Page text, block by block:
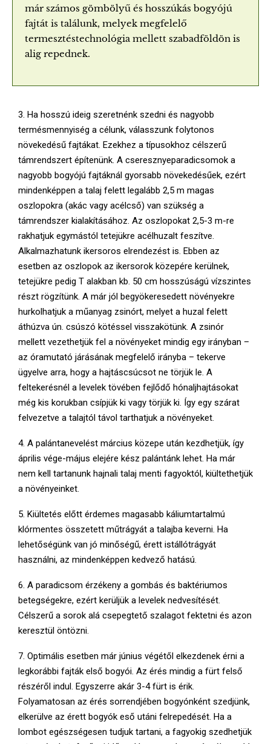
már számos gömbölyű és hosszúkás bogyójú
fajtát is találunk, melyek megfelelő
termesztéstechnológia mellett szabadföldön is
alig repednek.
3. Ha hosszú ideig szeretnénk szedni és nagyobb
termésmennyiség a célunk, válasszunk folytonos
növekedésű fajtákat. Ezekhez a típusokhoz célszerű
támrendszert építenünk. A cseresznyeparadicsomok a
nagyobb bogyójú fajtáknál gyorsabb növekedésűek, ezért
mindenképpen a talaj felett legalább 2,5 m magas
oszlopokra (akác vagy acélcső) van szükség a
támrendszer kialakításához. Az oszlopokat 2,5-3 m-re
rakhatjuk egymástól tetejükre acélhuzalt feszítve.
Alkalmazhatunk ikersoros elrendezést is. Ebben az
esetben az oszlopok az ikersorok közepére kerülnek,
tetejükre pedig T alakban kb. 50 cm hosszúságú vízszintes
részt rögzítünk. A már jól begyökeresedett növényekre
hurkolhatjuk a műanyag zsinórt, melyet a huzal felett
áthúzva ún. csúszó kötéssel visszakötünk. A zsinór
mellett vezethetjük fel a növényeket mindig egy irányban –
az óramutató járásának megfelelő irányba – tekerve
ügyelve arra, hogy a hajtáscsúcsot ne törjük le. A
feltekerésnél a levelek tövében fejlődő hónaljhajtásokat
még kis korukban csípjük ki vagy törjük ki. Így egy szárat
felvezetve a talajtól távol tarthatjuk a növényeket.
4. A palántanevelést március közepe után kezdhetjük, így
április vége-május elejére kész palántánk lehet. Ha már
nem kell tartanunk hajnali talaj menti fagyoktól, kiültethetjük
a növényeinket.
5. Kiültetés előtt érdemes magasabb káliumtartalmú
klórmentes összetett műtrágyát a talajba keverni. Ha
lehetőségünk van jó minőségű, érett istállótrágyát
használni, az mindenképpen kedvező hatású.
6. A paradicsom érzékeny a gombás és baktériumos
betegségekre, ezért kerüljük a levelek nedvesítését.
Célszerű a sorok alá csepegtető szalagot fektetni és azon
keresztül öntözni.
7. Optimális esetben már június végétől elkezdenek érni a
legkorábbi fajták első bogyói. Az érés mindig a fürt felső
részéről indul. Egyszerre akár 3-4 fürt is érik.
Folyamatosan az érés sorrendjében bogyónként szedjünk,
elkerülve az érett bogyók eső utáni felrepedését. Ha a
lombot egészségesen tudjuk tartani, a fagyokig szedhetjük